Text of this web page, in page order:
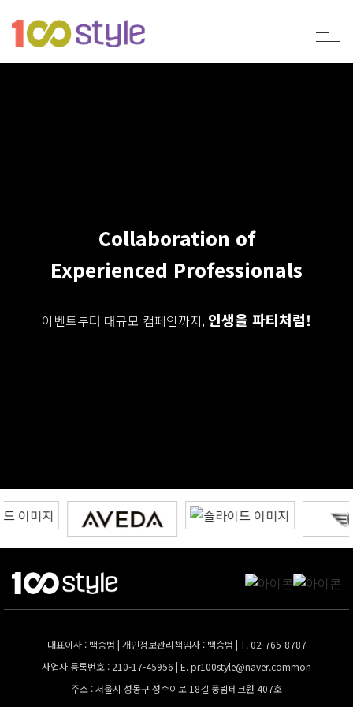
Collaboration of
Experienced Professionals
이벤트부터 대규모 캠페인까지, 인생을 파티처럼!
대표이사 : 백승범 | 개인정보관리책임자 : 백승범 | T. 02-765-8787
사업자 등록번호 : 210-17-45956 | E.pr100style@naver.common
주소 : 서울시 성동구 성수이로 18길 풍림테크원 407호